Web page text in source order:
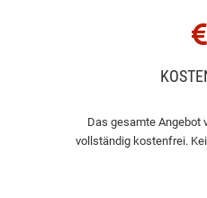
Das gesamte Angebot
vollständig kostenfrei.